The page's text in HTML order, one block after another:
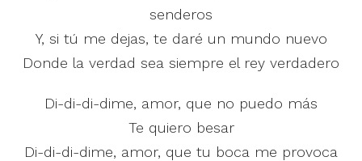
senderos
Y, si tú me dejas, te daré un mundo nuevo
Donde la verdad sea siempre el rey verdadero
Di-di-di-dime, amor, que no puedo más
Te quiero besar
Di-di-di-dime, amor, que tu boca me provoca